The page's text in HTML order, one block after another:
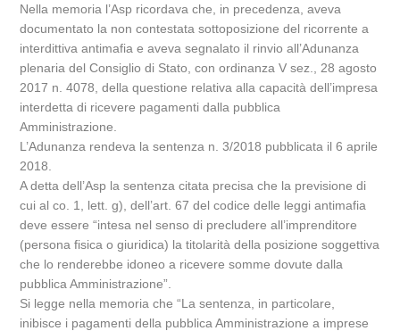
Nella memoria l’Asp ricordava che, in precedenza, aveva
documentato la non contestata sottoposizione del ricorrente a
interdittiva antimafia e aveva segnalato il rinvio all’Adunanza
plenaria del Consiglio di Stato, con ordinanza V sez., 28 agosto
2017 n. 4078, della questione relativa alla capacità dell’impresa
interdetta di ricevere pagamenti dalla pubblica
Amministrazione.
L’Adunanza rendeva la sentenza n. 3/2018 pubblicata il 6 aprile
2018.
A detta dell’Asp la sentenza citata precisa che la previsione di
cui al co. 1, lett. g), dell’art. 67 del codice delle leggi antimafia
deve essere “intesa nel senso di precludere all’imprenditore
(persona fisica o giuridica) la titolarità della posizione soggettiva
che lo renderebbe idoneo a ricevere somme dovute dalla
pubblica Amministrazione”.
Si legge nella memoria che “La sentenza, in particolare,
inibisce i pagamenti della pubblica Amministrazione a imprese